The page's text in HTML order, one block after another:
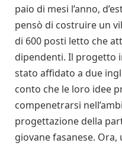
paio di mesi l’anno,
pensò di costruire un
di 600 posti letto che
dipendenti. Il progetto
stato affidato a due
conto che le loro idee
compenetrarsi
progettazione della
giovane fasanese.